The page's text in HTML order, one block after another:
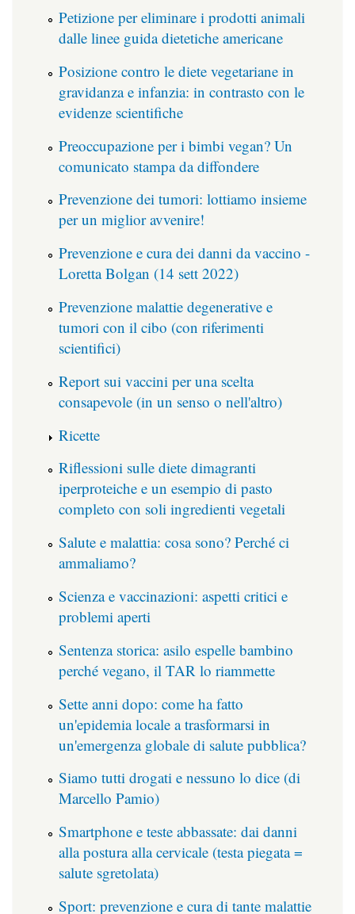
Petizione per eliminare i prodotti animali
dalle linee guida dietetiche americane
Posizione contro le diete vegetariane in
gravidanza e infanzia: in contrasto con le
evidenze scientifiche
Preoccupazione per i bimbi vegan? Un
comunicato stampa da diffondere
Prevenzione dei tumori: lottiamo insieme
per un miglior avvenire!
Prevenzione e cura dei danni da vaccino -
Loretta Bolgan (14 sett 2022)
Prevenzione malattie degenerative e
tumori con il cibo (con riferimenti
scientifici)
Report sui vaccini per una scelta
consapevole (in un senso o nell'altro)
Ricette
Riflessioni sulle diete dimagranti
iperproteiche e un esempio di pasto
completo con soli ingredienti vegetali
Salute e malattia: cosa sono? Perché ci
ammaliamo?
Scienza e vaccinazioni: aspetti critici e
problemi aperti
Sentenza storica: asilo espelle bambino
perché vegano, il TAR lo riammette
Sette anni dopo: come ha fatto
un'epidemia locale a trasformarsi in
un'emergenza globale di salute pubblica?
Siamo tutti drogati e nessuno lo dice (di
Marcello Pamio)
Smartphone e teste abbassate: dai danni
alla postura alla cervicale (testa piegata =
salute sgretolata)
Sport: prevenzione e cura di tante malattie